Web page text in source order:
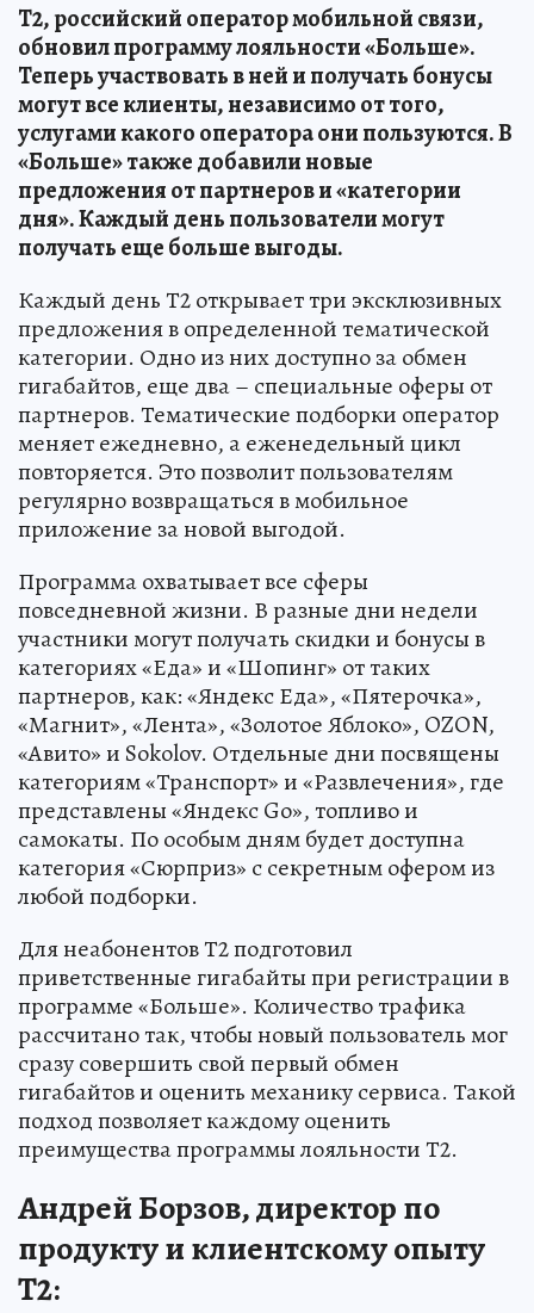
Т2, российский оператор мобильной связи,
обновил программу лояльности «Больше».
Теперь участвовать в ней и получать бонусы
могут все клиенты, независимо от того,
услугами какого оператора они пользуются. В
«Больше» также добавили новые
предложения от партнеров и «категории
дня». Каждый день пользователи могут
получать еще больше выгоды.
Каждый день Т2 открывает три эксклюзивных
предложения в определенной тематической
категории. Одно из них доступно за обмен
гигабайтов, еще два – специальные оферы от
партнеров. Тематические подборки оператор
меняет ежедневно, а еженедельный цикл
повторяется. Это позволит пользователям
регулярно возвращаться в мобильное
приложение за новой выгодой.
Программа охватывает все сферы
повседневной жизни. В разные дни недели
участники могут получать скидки и бонусы в
категориях «Еда» и «Шопинг» от таких
партнеров, как: «Яндекс Еда», «Пятерочка»,
«Магнит», «Лента», «Золотое Яблоко», OZON,
«Авито» и Sokolov. Отдельные дни посвящены
категориям «Транспорт» и «Развлечения», где
представлены «Яндекс Go», топливо и
самокаты. По особым дням будет доступна
категория «Сюрприз» с секретным офером из
любой подборки.
Для неабонентов Т2 подготовил
приветственные гигабайты при регистрации в
программе «Больше». Количество трафика
рассчитано так, чтобы новый пользователь мог
сразу совершить свой первый обмен
гигабайтов и оценить механику сервиса. Такой
подход позволяет каждому оценить
преимущества программы лояльности Т2.
Андрей Борзов, директор по
продукту и клиентскому опыту
T2: